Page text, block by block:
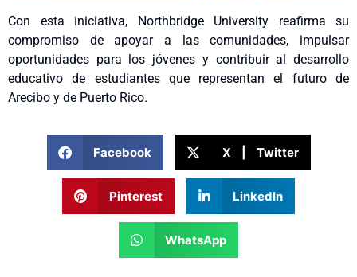
Con esta iniciativa, Northbridge University reafirma su
compromiso de apoyar a las comunidades, impulsar
oportunidades para los jóvenes y contribuir al desarrollo
educativo de estudiantes que representan el futuro de
Arecibo y de Puerto Rico.
Facebook X | Twitter
Pinterest LinkedIn
WhatsApp